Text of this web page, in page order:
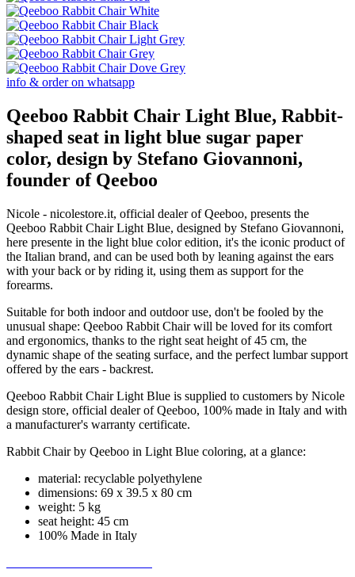
info & order on whatsapp
Qeeboo Rabbit Chair Light Blue, Rabbit-
shaped seat in light blue sugar paper
color, design by Stefano Giovannoni,
founder of Qeeboo
Nicole - nicolestore.it, official dealer of Qeeboo, presents the
Qeeboo Rabbit Chair Light Blue, designed by Stefano Giovannoni,
here presente in the light blue color edition, it's the iconic product of
the Italian brand, and can be used both by leaning against the ears
with your back or by riding it, using them as support for the
forearms.
Suitable for both indoor and outdoor use, don't be fooled by the
unusual shape: Qeeboo Rabbit Chair will be loved for its comfort
and ergonomics, thanks to the right seat height of 45 cm, the
dynamic shape of the seating surface, and the perfect lumbar support
offered by the ears - backrest.
Qeeboo Rabbit Chair Light Blue is supplied to customers by Nicole
design store, official dealer of Qeeboo, 100% made in Italy and with
a manufacturer's warranty certificate.
Rabbit Chair by Qeeboo in Light Blue coloring, at a glance:
material: recyclable polyethylene
dimensions: 69 x 39.5 x 80 cm
weight: 5 kg
seat height: 45 cm
100% Made in Italy